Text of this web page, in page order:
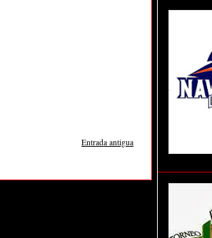
Entrada antigua